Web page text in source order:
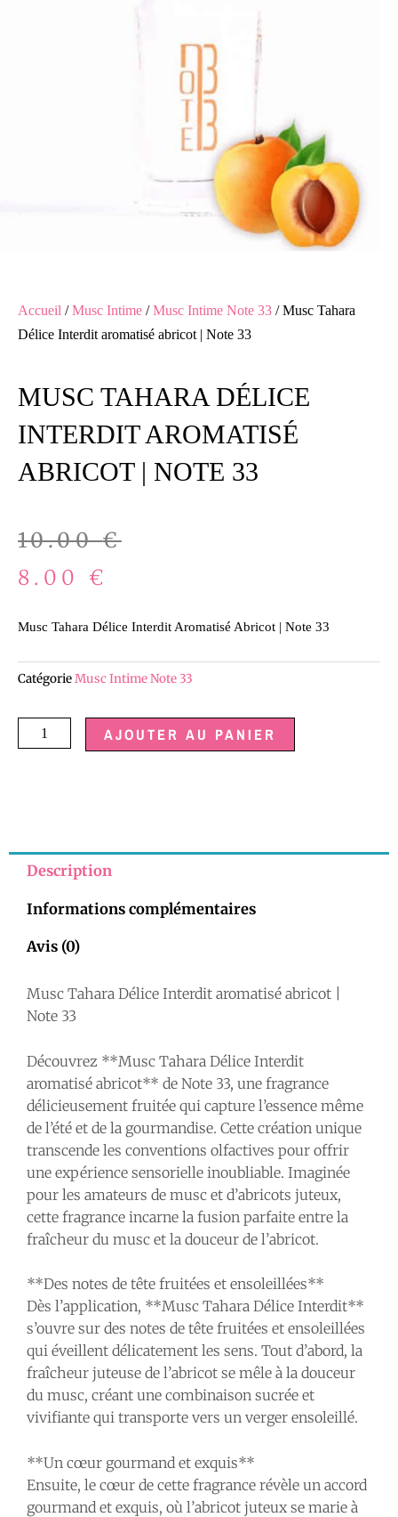
Accueil /Musc Intime /Musc Intime Note 33 / Musc Tahara
Délice Interdit aromatisé abricot | Note 33
MUSC TAHARA DÉLICE
INTERDIT AROMATISÉ
ABRICOT | NOTE 33
10.00€
Le
prix
10.00 €.
8.00 €
Le
prix
8.00 €.
Musc Tahara Délice Interdit Aromatisé Abricot | Note 33
CatégorieMusc Intime Note 33
quantité
Interdit
abricot
33
AJOUTER AU PANIER
Description
Informations complémentaires
Avis (0)
Musc Tahara Délice Interdit aromatisé abricot |
Note 33
Découvrez **Musc Tahara Délice Interdit
aromatisé abricot** de Note 33, une fragrance
délicieusement fruitée qui capture l’essence même
de l’été et de la gourmandise. Cette création unique
transcende les conventions olfactives pour offrir
une expérience sensorielle inoubliable. Imaginée
pour les amateurs de musc et d’abricots juteux,
cette fragrance incarne la fusion parfaite entre la
fraîcheur du musc et la douceur de l’abricot.
**Des notes de tête fruitées et ensoleillées**
Dès l’application, **Musc Tahara Délice Interdit**
s’ouvre sur des notes de tête fruitées et ensoleillées
qui éveillent délicatement les sens. Tout d’abord, la
fraîcheur juteuse de l’abricot se mêle à la douceur
du musc, créant une combinaison sucrée et
vivifiante qui transporte vers un verger ensoleillé.
**Un cœur gourmand et exquis**
Ensuite, le cœur de cette fragrance révèle un accord
gourmand et exquis, où l’abricot juteux se marie à